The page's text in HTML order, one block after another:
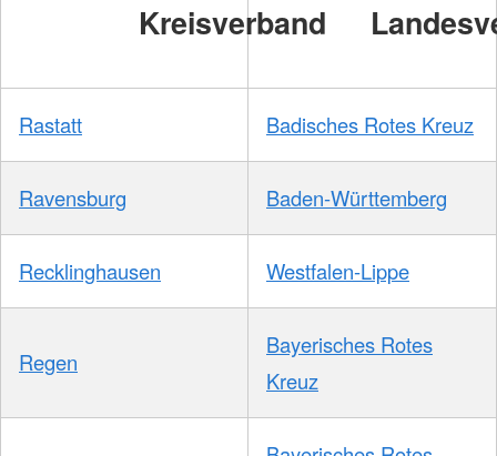
Kreisverband
Rastatt Badisches Rotes Kreuz
Ravensburg Baden-Württemberg
Recklinghausen Westfalen-Lippe
Regen
Bayerisches Rotes
Kreuz